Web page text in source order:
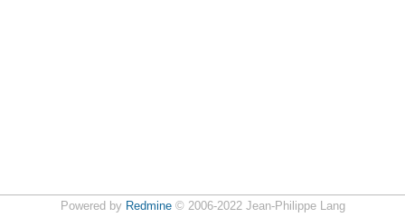
Powered by Redmine© 2006-2022 Jean-Philippe Lang